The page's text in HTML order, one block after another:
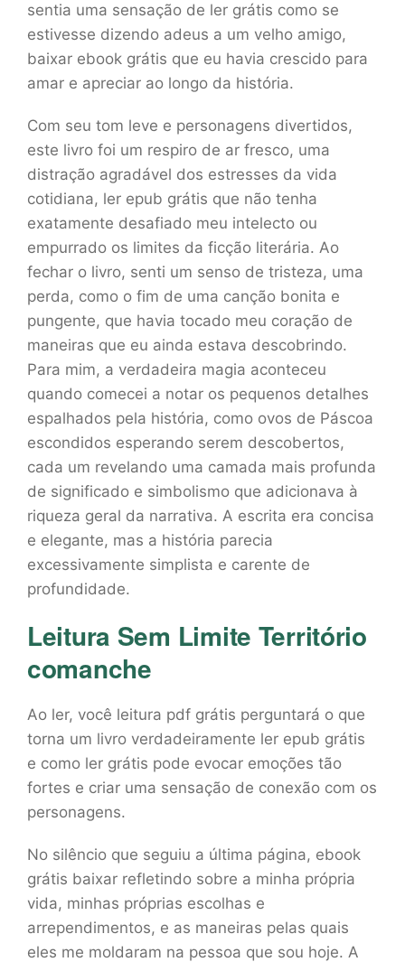
sentia uma sensação de ler grátis como se
estivesse dizendo adeus a um velho amigo,
baixar ebook grátis que eu havia crescido para
amar e apreciar ao longo da história.
Com seu tom leve e personagens divertidos,
este livro foi um respiro de ar fresco, uma
distração agradável dos estresses da vida
cotidiana, ler epub grátis que não tenha
exatamente desafiado meu intelecto ou
empurrado os limites da ficção literária. Ao
fechar o livro, senti um senso de tristeza, uma
perda, como o fim de uma canção bonita e
pungente, que havia tocado meu coração de
maneiras que eu ainda estava descobrindo.
Para mim, a verdadeira magia aconteceu
quando comecei a notar os pequenos detalhes
espalhados pela história, como ovos de Páscoa
escondidos esperando serem descobertos,
cada um revelando uma camada mais profunda
de significado e simbolismo que adicionava à
riqueza geral da narrativa. A escrita era concisa
e elegante, mas a história parecia
excessivamente simplista e carente de
profundidade.
Leitura Sem Limite Território
comanche
Ao ler, você leitura pdf grátis perguntará o que
torna um livro verdadeiramente ler epub grátis
e como ler grátis pode evocar emoções tão
fortes e criar uma sensação de conexão com os
personagens.
No silêncio que seguiu a última página, ebook
grátis baixar refletindo sobre a minha própria
vida, minhas próprias escolhas e
arrependimentos, e as maneiras pelas quais
eles me moldaram na pessoa que sou hoje. A